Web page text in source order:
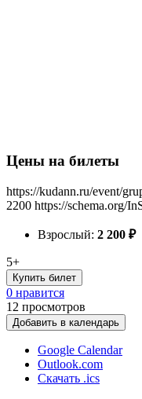
Цены на билеты
https://kudann.ru/event/
2200 https://schema.org/
Взрослый: 2 200 ₽
5+
Купить билет
0 нравится
12 просмотров
Добавить в календарь
Google Calendar
Outlook.com
Скачать .ics